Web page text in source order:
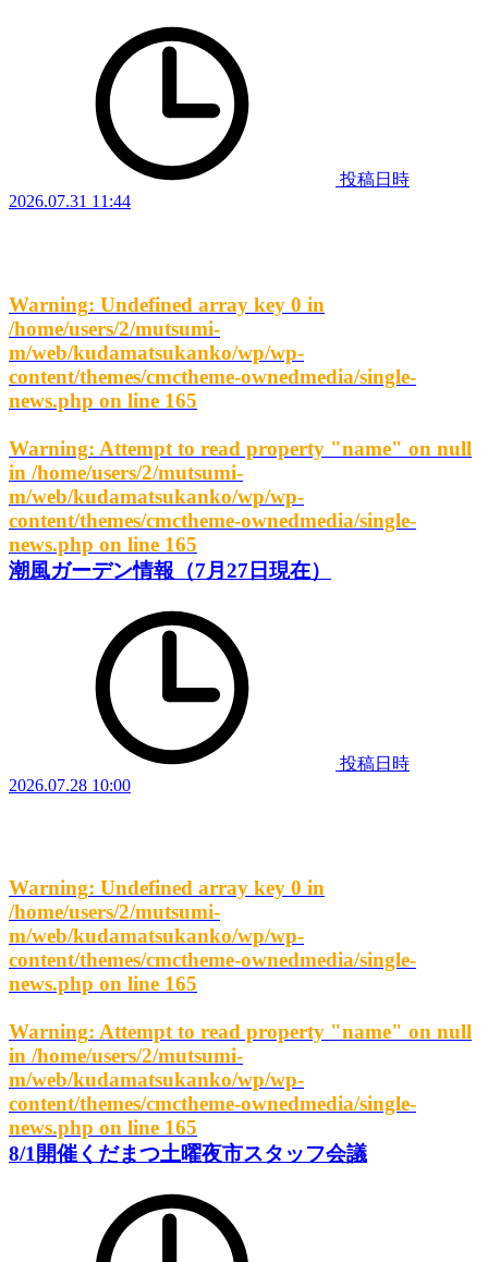
投稿日時
2026.07.31 11:44
Warning: Undefined array key 0 in
/home/users/2/mutsumi-
m/web/kudamatsukanko/wp/wp-
content/themes/cmctheme-ownedmedia/single-
news.php on line 165
Warning: Attempt to read property "name" on null
in /home/users/2/mutsumi-
m/web/kudamatsukanko/wp/wp-
content/themes/cmctheme-ownedmedia/single-
news.php on line 165
潮風ガーデン情報（7月27日現在）
投稿日時
2026.07.28 10:00
Warning: Undefined array key 0 in
/home/users/2/mutsumi-
m/web/kudamatsukanko/wp/wp-
content/themes/cmctheme-ownedmedia/single-
news.php on line 165
Warning: Attempt to read property "name" on null
in /home/users/2/mutsumi-
m/web/kudamatsukanko/wp/wp-
content/themes/cmctheme-ownedmedia/single-
news.php on line 165
8/1開催くだまつ土曜夜市スタッフ会議